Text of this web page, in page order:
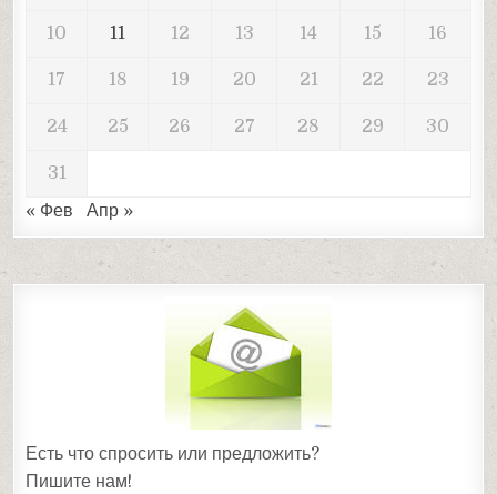
10 11 12 13 14 15 16
17 18 19 20 21 22 23
24 25 26 27 28 29 30
31
« Фев
Апр »
Есть что спросить или предложить?
Пишите нам!